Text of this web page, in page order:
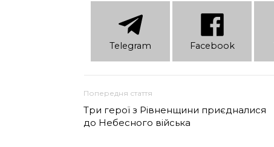
Telеgram Facebook
Попередня стаття
Три герої з Рівненщини приєдналися
до Небесного війська